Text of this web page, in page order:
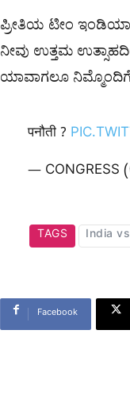
ಪ್ರೀತಿಯ ಟೀಂ
ನೀವು ಉತ್ತಮ
ಯಾವಾಗಲೂ ನಿಮ್ಮೊಂದಿಗೆ
पनौती ?
— CONGRESS
TAGS India
Facebook